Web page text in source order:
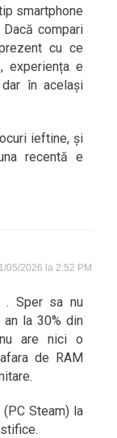
smartphone
compari
cu ce
experiența e
în același
ieftine, și
recentă e
05/2026 la 2:52 PM
. Sper sa nu
la 30% din
are nici o
de RAM
Steam) la